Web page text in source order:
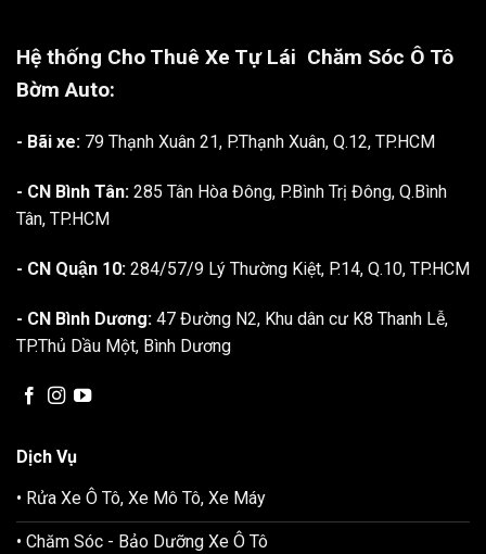
Hệ thống Cho Thuê Xe Tự Lái Chăm Sóc Ô Tô
Bờm Auto:
- Bãi xe: 79 Thạnh Xuân 21, P.Thạnh Xuân, Q.12, TP.HCM
- CN Bình Tân: 285 Tân Hòa Đông, P.Bình Trị Đông, Q.Bình
Tân, TP.HCM
- CN Quận 10: 284/57/9 Lý Thường Kiệt, P.14, Q.10, TP.HCM
- CN Bình Dương: 47 Đường N2, Khu dân cư K8 Thanh Lễ,
TP.Thủ Dầu Một, Bình Dương
Dịch Vụ
• Rửa Xe Ô Tô, Xe Mô Tô, Xe Máy
• Chăm Sóc - Bảo Dưỡng Xe Ô Tô